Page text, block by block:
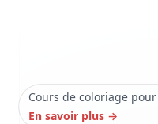
Cours de coloriage
En savoir plus →